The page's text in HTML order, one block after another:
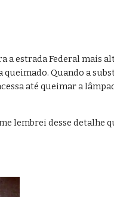
a estrada Federal mais
Quando a
até queimar a
lembrei desse detalhe